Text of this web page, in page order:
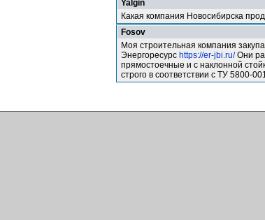
Yalgin
Какая компания Новосибирска
Fosov
Моя строительная компания
Энергоресурс https://er-jbi.ru/Они
прямостоечные и с наклонной
строго в соответствии с ТУ 5800-